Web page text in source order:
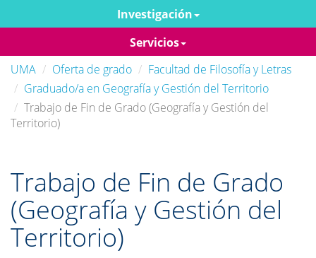
Investigación
Servicios
UMA
Oferta de grado
Facultad de Filosofía y Letras
Graduado/a en Geografía y Gestión del Territorio
Trabajo de Fin de Grado (Geografía y Gestión del
Territorio)
Trabajo de Fin de Grado
(Geografía y Gestión del
Territorio)